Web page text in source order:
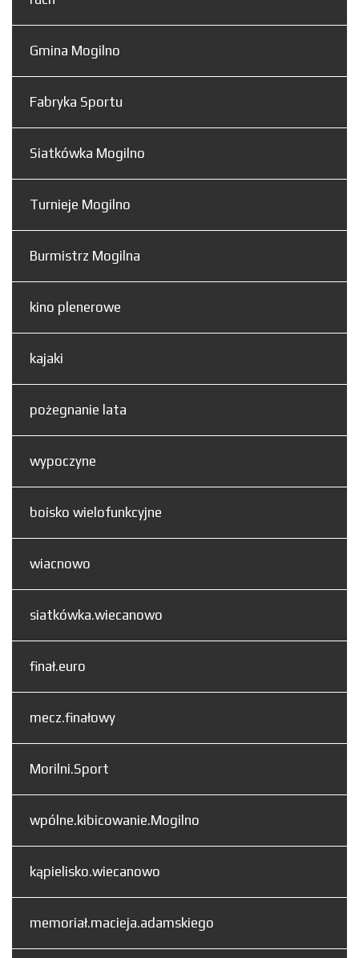
Gmina Mogilno
Fabryka Sportu
Siatkówka Mogilno
Turnieje Mogilno
Burmistrz Mogilna
kino plenerowe
kajaki
pożegnanie lata
wypoczyne
boisko wielofunkcyjne
wiacnowo
siatkówka.wiecanowo
finał.euro
mecz.finałowy
Morilni.Sport
wpólne.kibicowanie.Mogilno
kąpielisko.wiecanowo
memoriał.macieja.adamskiego